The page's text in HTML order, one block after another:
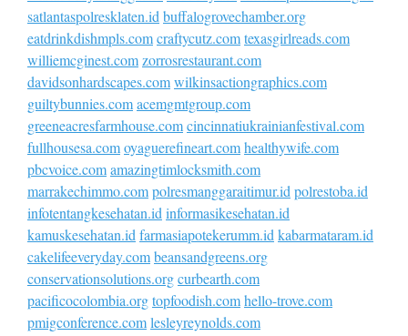
satlantaspolresklaten.idbuffalogrovechamber.org
eatdrinkdishmpls.comcraftycutz.comtexasgirlreads.com
williemcginest.comzorrosrestaurant.com
davidsonhardscapes.comwilkinsactiongraphics.com
guiltybunnies.comacemgmtgroup.com
greeneacresfarmhouse.comcincinnatiukrainianfestival.com
fullhousesa.comoyaguerefineart.comhealthywife.com
pbcvoice.comamazingtimlocksmith.com
marrakechimmo.compolresmanggaraitimur.idpolrestoba.id
infotentangkesehatan.idinformasikesehatan.id
kamuskesehatan.idfarmasiapotekerumm.idkabarmataram.id
cakelifeeveryday.combeansandgreens.org
conservationsolutions.orgcurbearth.com
pacificocolombia.orgtopfoodish.comhello-trove.com
pmigconference.comlesleyreynolds.com